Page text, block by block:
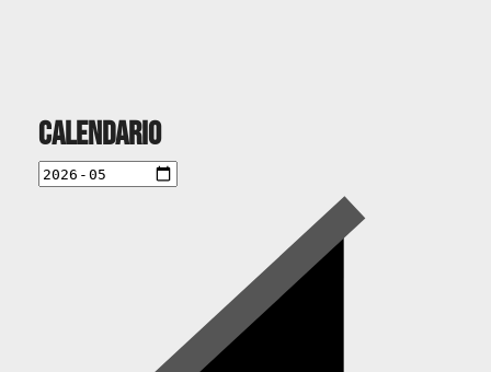
Calendario